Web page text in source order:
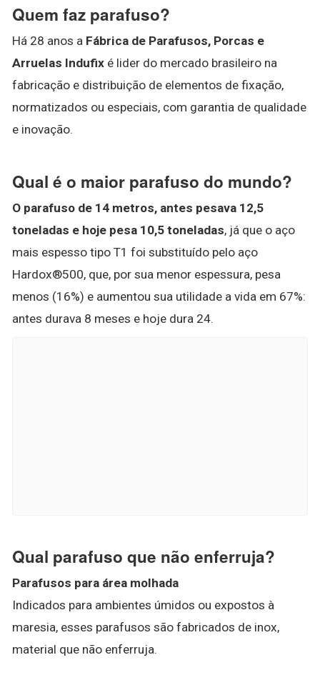
Quem faz parafuso?
Há 28 anos a Fábrica de Parafusos, Porcas e
Arruelas Indufix é lider do mercado brasileiro na
fabricação e distribuição de elementos de fixação,
normatizados ou especiais, com garantia de qualidade
e inovação.
Qual é o maior parafuso do mundo?
O parafuso de 14 metros, antes pesava 12,5
toneladas e hoje pesa 10,5 toneladas, já que o aço
mais espesso tipo T1 foi substituído pelo aço
Hardox®500, que, por sua menor espessura, pesa
menos (16%) e aumentou sua utilidade a vida em 67%:
antes durava 8 meses e hoje dura 24.
Qual parafuso que não enferruja?
Parafusos para área molhada
Indicados para ambientes úmidos ou expostos à
maresia, esses parafusos são fabricados de inox,
material que não enferruja.